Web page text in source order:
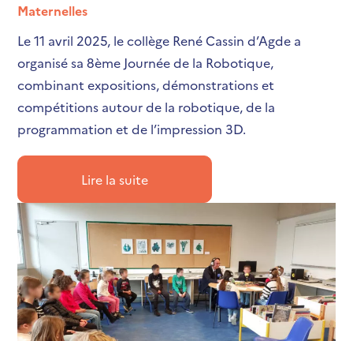
Maternelles
Le 11 avril 2025, le collège René Cassin d’Agde a
organisé sa 8ème Journée de la Robotique,
combinant expositions, démonstrations et
compétitions autour de la robotique, de la
programmation et de l’impression 3D.
Lire la suite